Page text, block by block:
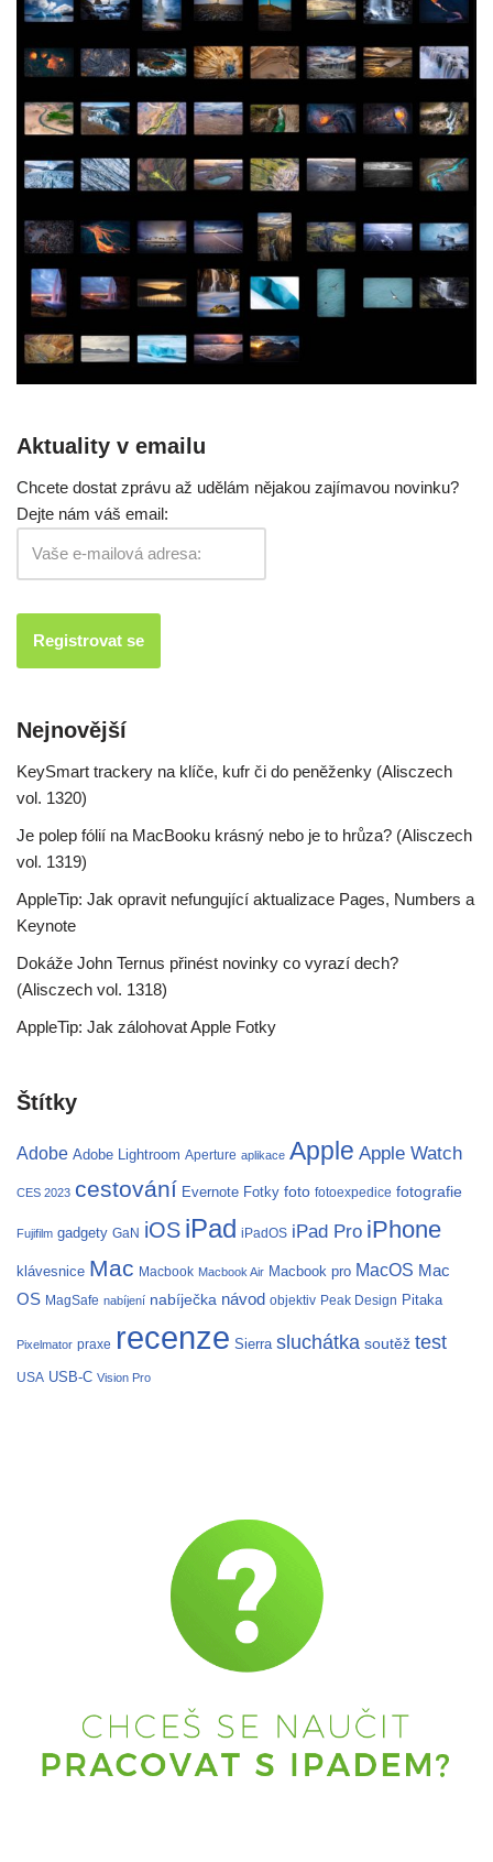
Aktuality v emailu
Chcete dostat zprávu až udělám nějakou zajímavou novinku?
Dejte nám váš email:
Nejnovější
KeySmart trackery na klíče, kufr či do peněženky (Alisczech
vol. 1320)
Je polep fólií na MacBooku krásný nebo je to hrůza? (Alisczech
vol. 1319)
AppleTip: Jak opravit nefungující aktualizace Pages, Numbers a
Keynote
Dokáže John Ternus přinést novinky co vyrazí dech?
(Alisczech vol. 1318)
AppleTip: Jak zálohovat Apple Fotky
Štítky
Adobe Adobe Lightroom Aperture aplikace Apple Apple Watch
CES 2023 cestování Evernote Fotky foto fotoexpedice fotografie
Fujifilm gadgety GaN iOS iPad iPadOS iPad Pro iPhone
klávesnice Mac Macbook Macbook Air Macbook pro MacOS Mac
OS MagSafe nabíjení nabíječka návod objektiv Peak Design Pitaka
Pixelmator praxe recenze Sierra sluchátka soutěž test
USA USB-C Vision Pro